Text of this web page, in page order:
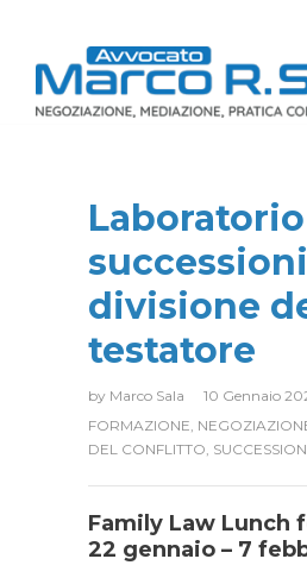
divisione
testatore
by Marco Sala
10 Gennaio
FORMAZIONE,
DEL CONFLITTO,
Family Law Lunch
22 gennaio – 7